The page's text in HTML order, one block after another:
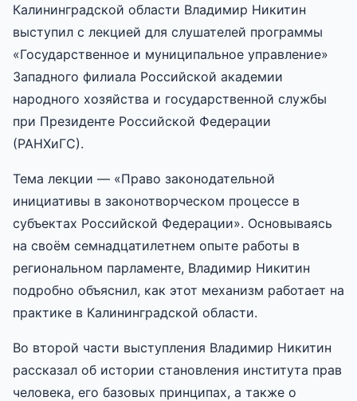
Калининградской области Владимир Никитин
выступил с лекцией для слушателей программы
«Государственное и муниципальное управление»
Западного филиала Российской академии
народного хозяйства и государственной службы
при Президенте Российской Федерации
(РАНХиГС).
Тема лекции — «Право законодательной
инициативы в законотворческом процессе в
субъектах Российской Федерации». Основываясь
на своём семнадцатилетнем опыте работы в
региональном парламенте, Владимир Никитин
подробно объяснил, как этот механизм работает на
практике в Калининградской области.
Во второй части выступления Владимир Никитин
рассказал об истории становления института прав
человека, его базовых принципах, а также о